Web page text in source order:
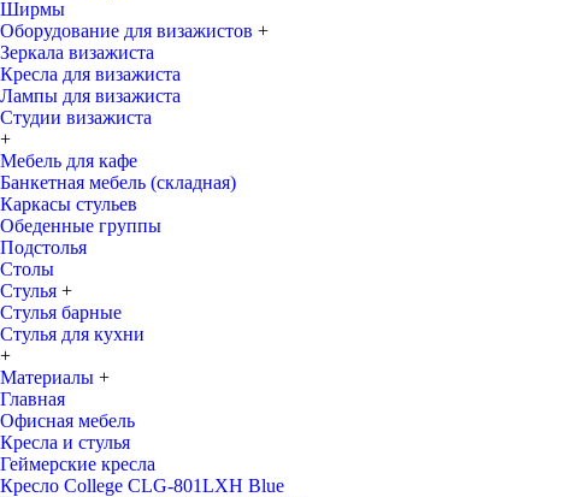
Ширмы
Оборудование для визажистов +
Зеркала визажиста
Кресла для визажиста
Лампы для визажиста
Студии визажиста
+
Мебель для кафе
Банкетная мебель (складная)
Каркасы стульев
Обеденные группы
Подстолья
Столы
Стулья +
Стулья барные
Стулья для кухни
+
Материалы +
Главная
Офисная мебель
Кресла и стулья
Геймерские кресла
Кресло College CLG-801LXH Blue